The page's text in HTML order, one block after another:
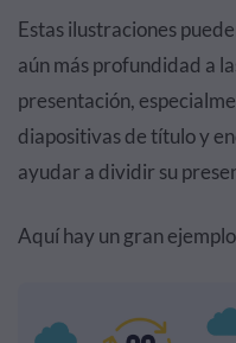
Estas ilustraciones
aún más profundidad a
presentación,
diapositivas de título y
ayudar a dividir su
Aquí hay un gran